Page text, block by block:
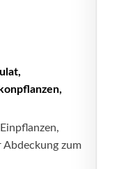
Abdeckung zum